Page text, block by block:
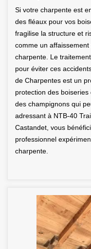
Si votre charpente est
des fléaux pour vos
fragilise la structure et
comme un
charpente. Le
pour éviter ces
de Charpentes est un
protection des
des champignons qui
adressant à NTB-40
Castandet, vous
professionnel
charpente.